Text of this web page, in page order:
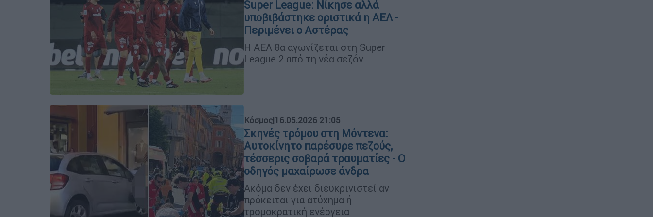
Super League: Νίκησε αλλά
υποβιβάστηκε οριστικά η ΑΕΛ -
Περιμένει ο Αστέρας
Η ΑΕΛ θα αγωνίζεται στη Super
League 2 από τη νέα σεζόν
Κόσμος|16.05.2026 21:05
Σκηνές τρόμου στη Μόντενα:
Αυτοκίνητο παρέσυρε πεζούς,
τέσσερις σοβαρά τραυματίες - Ο
οδηγός μαχαίρωσε άνδρα
Ακόμα δεν έχει διευκρινιστεί αν
πρόκειται για ατύχημα ή
τρομοκρατική ενέργεια